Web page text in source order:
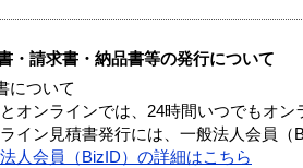
・請求書・納品書等の発行について
について
オンラインでは、24時間いつでもオン
イン見積書発行には、一般法人会員（
人会員（BizID）の詳細はこちら